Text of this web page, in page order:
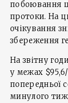
побоювання
протоки. На
очікування
збереження
На звітну
у межах
попередньої
минулого